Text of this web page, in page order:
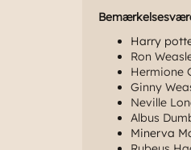
Harry
Ron
Hermione
Ginny
Neville
Albus
Minerva